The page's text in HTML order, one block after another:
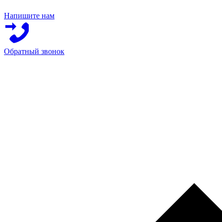
Напишите нам
Обратный звонок